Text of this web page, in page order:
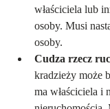
właściciela lub
osoby. Musi
osoby.
Cudza rzecz
kradzieży może
ma właściciela i